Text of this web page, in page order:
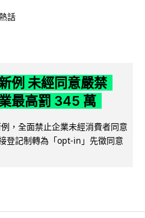
話
例 未經同意嚴禁
最高罰 345 萬
，全面禁止企業未經消費者同意
登記制轉為「opt-in」先徵同意